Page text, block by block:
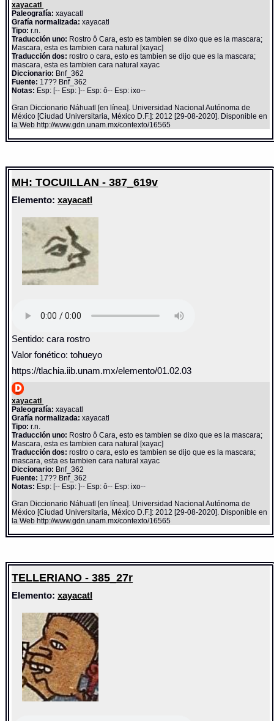
xayacatl
Paleografía: xayacatl
Grafía normalizada: xayacatl
Tipo: r.n.
Traducción uno: Rostro ô Cara, esto es tambien se dixo que es la mascara;
Mascara, esta es tambien cara natural [xayac]
Traducción dos: rostro o cara, esto es tambien se dijo que es la mascara;
mascara, esta es tambien cara natural xayac
Diccionario: Bnf_362
Fuente: 17?? Bnf_362
Notas: Esp: [-- Esp: ]-- Esp: ô-- Esp: ixo--
Gran Diccionario Náhuatl [en línea]. Universidad Nacional Autónoma de
México [Ciudad Universitaria, México D.F.]: 2012 [29-08-2020]. Disponible en
la Web http://www.gdn.unam.mx/contexto/16565
MH: TOCUILLAN - 387_619v
Elemento:xayacatl
Sentido: cara rostro
Valor fonético: tohueyo
https://tlachia.iib.unam.mx/elemento/01.02.03
xayacatl
Paleografía: xayacatl
Grafía normalizada: xayacatl
Tipo: r.n.
Traducción uno: Rostro ô Cara, esto es tambien se dixo que es la mascara;
Mascara, esta es tambien cara natural [xayac]
Traducción dos: rostro o cara, esto es tambien se dijo que es la mascara;
mascara, esta es tambien cara natural xayac
Diccionario: Bnf_362
Fuente: 17?? Bnf_362
Notas: Esp: [-- Esp: ]-- Esp: ô-- Esp: ixo--
Gran Diccionario Náhuatl [en línea]. Universidad Nacional Autónoma de
México [Ciudad Universitaria, México D.F.]: 2012 [29-08-2020]. Disponible en
la Web http://www.gdn.unam.mx/contexto/16565
TELLERIANO - 385_27r
Elemento:xayacatl